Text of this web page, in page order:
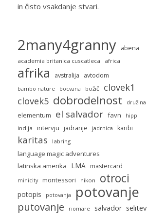
in čisto vsakdanje stvari.
2many4granny abena
academia britanica cuscatleca africa
afrika avstralija avtodom
bambo nature bocvana božič clovek1
clovek5 dobrodelnost družina
elementum el salvador favn hipp
indija intervju jadranje jadrnica karibi
karitas labring
language magic adventures
latinska amerika
LMA mastercard
minicity montessori nikon otroci
potopis potovanja potovanje
putovanje riomare salvador selitev